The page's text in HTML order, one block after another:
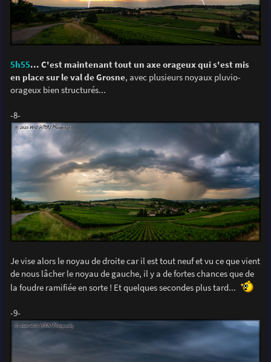
5h55... C'est maintenant tout un axe orageux qui s'est mis
en place sur le val de Grosne, avec plusieurs noyaux pluvio-
orageux bien structurés...
-8-
Je vise alors le noyau de droite car il est tout neuf et vu ce que vient
de nous lâcher le noyau de gauche, il y a de fortes chances que de
la foudre ramifiée en sorte ! Et quelques secondes plus tard...
-9-